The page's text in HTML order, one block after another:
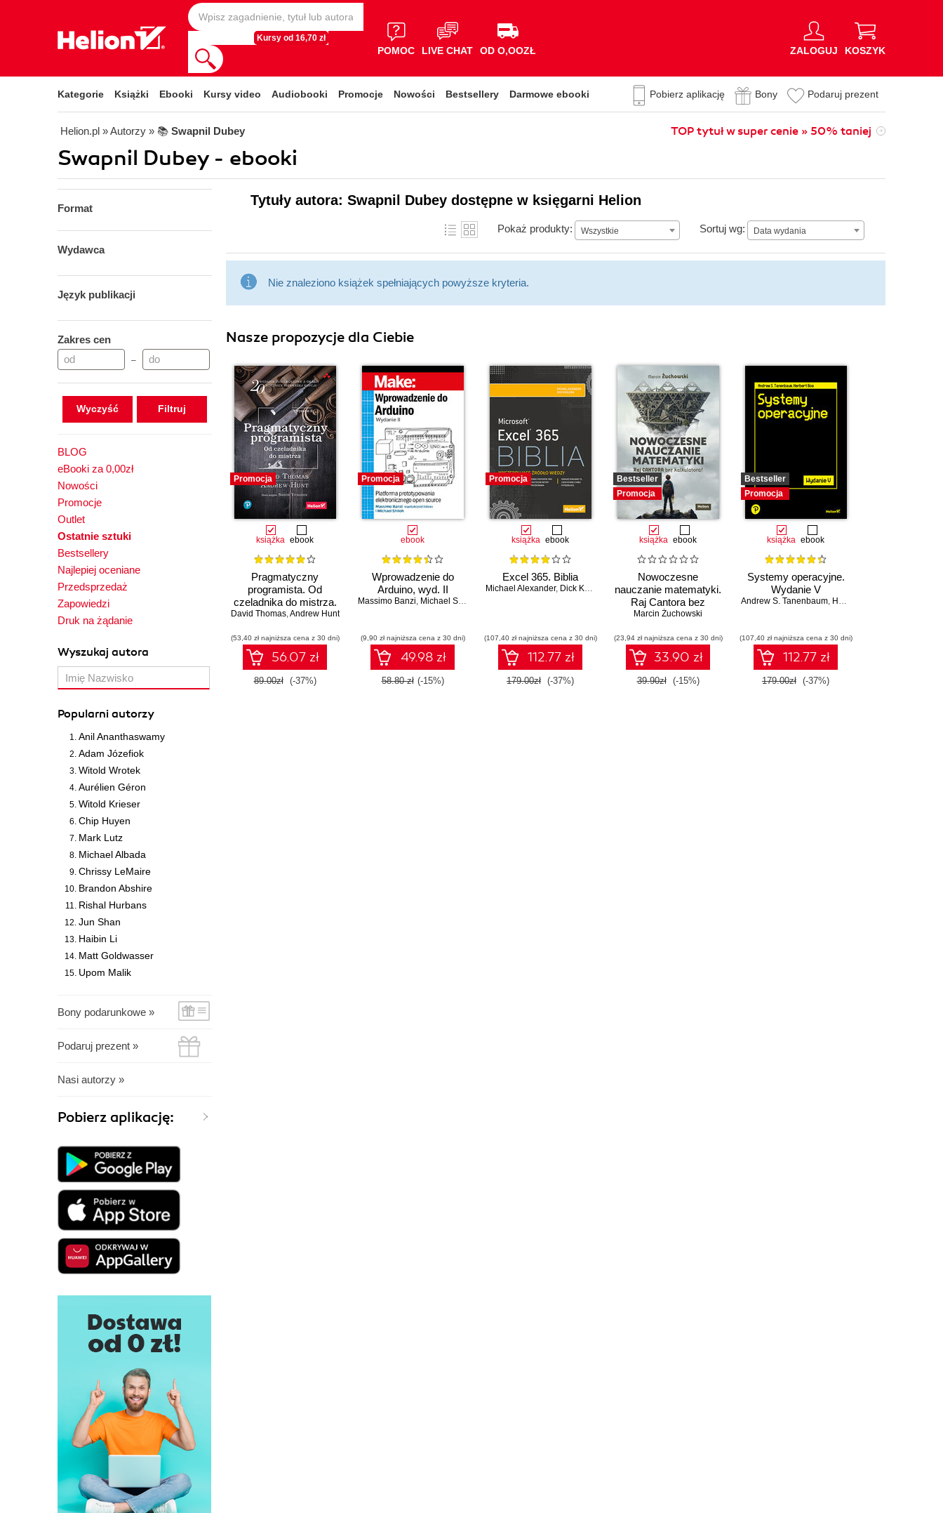
Kursy od 16,70 zł
POMOC LIVE CHAT OD O,OOZŁ ZALOGUJ KOSZYK
Kategorie Książki Ebooki Kursy video Audiobooki Promocje Nowości Bestsellery Darmowe ebooki Pobierz aplikację Bony Podaruj prezent
Helion.pl » Autorzy » 📚 Swapnil Dubey TOP tytuł w super cenie » 50% taniej
Swapnil Dubey - ebooki
Format
Wydawca
Język publikacji
Zakres cen
–
Wyczyść
BLOG
eBooki za 0,00zł
Nowości
Promocje
Outlet
Ostatnie sztuki
Bestsellery
Najlepiej oceniane
Przedsprzedaż
Zapowiedzi
Druk na żądanie
Wyszukaj autora
Popularni autorzy
Anil Ananthaswamy
Adam Józefiok
Witold Wrotek
Aurélien Géron
Witold Krieser
Chip Huyen
Mark Lutz
Michael Albada
Chrissy LeMaire
Brandon Abshire
Rishal Hurbans
Jun Shan
Haibin Li
Matt Goldwasser
Upom Malik
Bony podarunkowe »
Podaruj prezent »
Nasi autorzy »
Pobierz aplikację:
Tytuły autora: Swapnil Dubey dostępne w księgarni Helion
Pokaż produkty: Wszystkie Sortuj wg: Data wydania
Data wydania
Nie znaleziono książek spełniających powyższe kryteria.
Nasze propozycje dla Ciebie
Promocja
książka ebook
Pragmatyczny
programista. Od
czeladnika do mistrza.
Wydanie II
David Thomas,Andrew Hunt
(53,40 zł najniższa cena z 30 dni)
56.07 zł
89.00zł (-37%)
Promocja
ebook
Wprowadzenie do
Arduino, wyd. II
Massimo Banzi, Michael Shiloh
(9,90 zł najniższa cena z 30 dni)
49.98 zł
58.80 zł (-15%)
Promocja
książka ebook
Excel 365. Biblia
Michael Alexander, Dick Kusleika
(107,40 zł najniższa cena z 30 dni)
112.77 zł
179.00zł (-37%)
Bestseller
Promocja
książka ebook
Nowoczesne
nauczanie matematyki.
Raj Cantora bez
kalkulatora?
Marcin Żuchowski
(23,94 zł najniższa cena z 30 dni)
33.90 zł
39.90zł (-15%)
Bestseller
Promocja
książka ebook
Systemy operacyjne.
Wydanie V
Andrew S. Tanenbaum, Herbert Bos
(107,40 zł najniższa cena z 30 dni)
112.77 zł
179.00zł (-37%)